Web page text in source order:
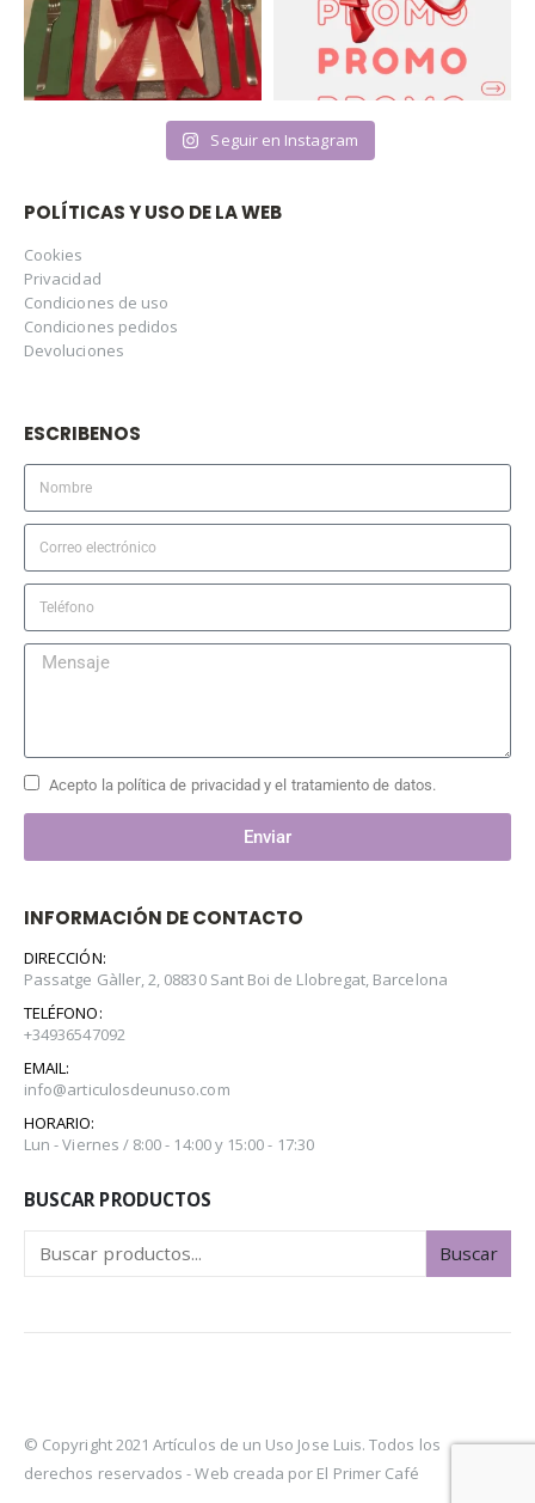
Seguir en Instagram
POLÍTICAS Y USO DE LA WEB
Cookies
Privacidad
Condiciones de uso
Condiciones pedidos
Devoluciones
ESCRIBENOS
Acepto la política de privacidad y el tratamiento de datos.
Enviar
INFORMACIÓN DE CONTACTO
DIRECCIÓN:
Passatge Gàller, 2, 08830 Sant Boi de Llobregat, Barcelona
TELÉFONO:
+34936547092
EMAIL:
info@articulosdeunuso.com
HORARIO:
Lun - Viernes / 8:00 - 14:00 y 15:00 - 17:30
BUSCAR PRODUCTOS
Buscar
© Copyright 2021 Artículos de un Uso Jose Luis. Todos los
derechos reservados -Web creada por El Primer Café